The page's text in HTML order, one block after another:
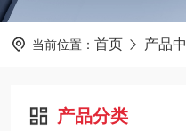
当前位置： 首页 产品
产品分类